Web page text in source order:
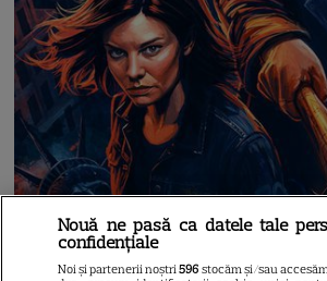
Nouă ne pasă ca datele tale
confidențiale
Noi și partenerii noștri596 stocăm și/sau